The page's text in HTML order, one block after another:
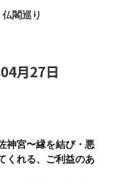
閣巡り
月27日
神宮〜縁を結び・悪
くれる、ご利益のあ